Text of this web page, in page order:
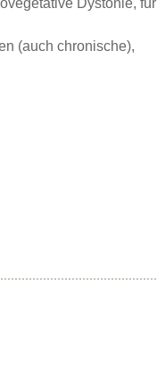
Dystonie, für
(auch chronische),